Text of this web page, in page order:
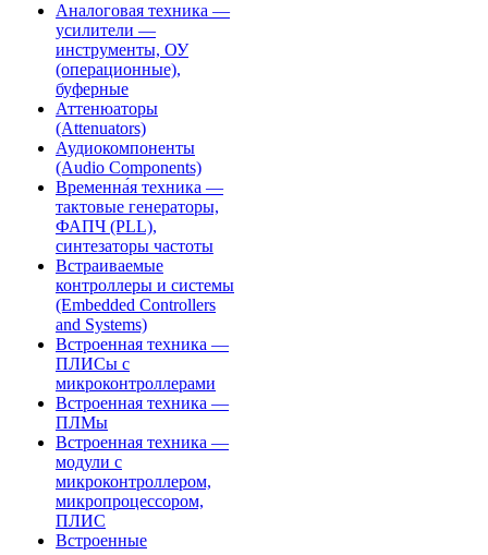
Аналоговая техника —
усилители —
инструменты, ОУ
(операционные),
буферные
Аттенюаторы
(Attenuators)
Аудиокомпоненты
(Audio Components)
Временна́я техника —
тактовые генераторы,
ФАПЧ (PLL),
синтезаторы частоты
Встраиваемые
контроллеры и системы
(Embedded Controllers
and Systems)
Встроенная техника —
ПЛИСы с
микроконтроллерами
Встроенная техника —
ПЛМы
Встроенная техника —
модули с
микроконтроллером,
микропроцессором,
ПЛИС
Встроенные